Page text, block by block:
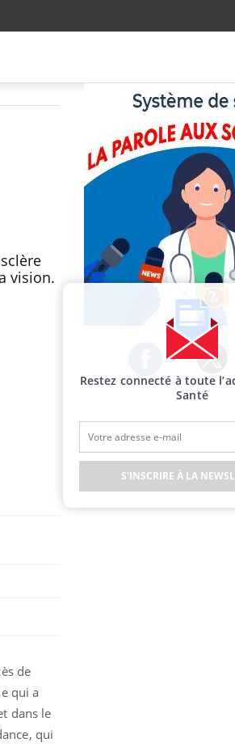
vision.
de
qui a
dans le
qui
Facebook Twitter
Restez connecté à toute
Santé
S'INSCRIRE À LA